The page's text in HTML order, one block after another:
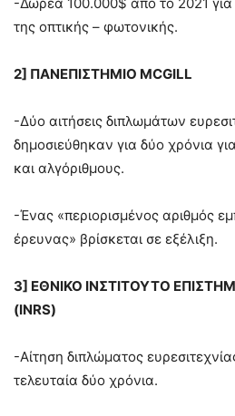
της οπτικής – φωτονικής.
2] ΠΑΝΕΠΙΣΤΗΜΙΟ MCGILL
-Δύο αιτήσεις διπλωμάτων
δημοσιεύθηκαν για δύο χρόνια
και αλγόριθμους.
-Ένας «περιορισμένος αριθμός
έρευνας» βρίσκεται σε εξέλιξη.
3] ΕΘΝΙΚΟ ΙΝΣΤΙΤΟΥΤΟ
(INRS)
-Αίτηση διπλώματος
τελευταία δύο χρόνια.